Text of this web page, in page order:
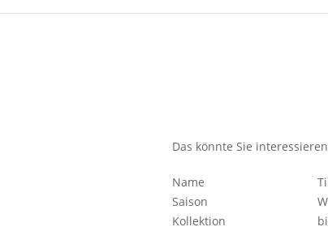
Das könnte Sie interessieren
Name
Saison
Kollektion